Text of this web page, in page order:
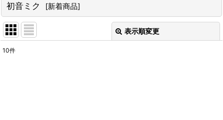
初音ミク [新着商品]
表示順変更
10件